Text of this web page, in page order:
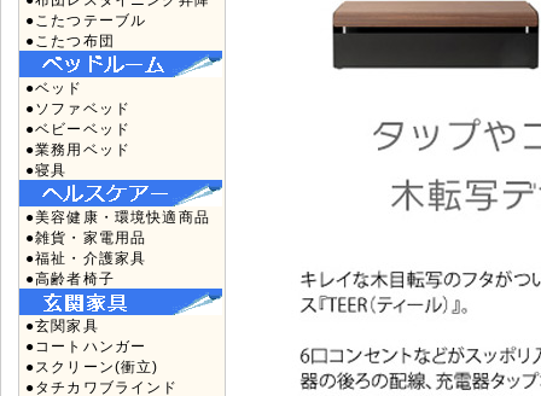
●こたつテーブル
●こたつ布団
●ベッド
●ソファベッド
●ベビーベッド
●業務用ベッド
●寝具
●美容健康・環境快適商品
●雑貨・家電用品
●福祉・介護家具
●高齢者椅子
●玄関家具
●コートハンガー
●スクリーン(衝立)
●タチカワブラインド